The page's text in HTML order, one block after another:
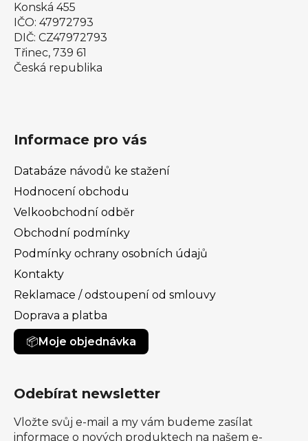
Konská 455
IČO: 47972793
DIČ: CZ47972793
Třinec, 739 61
Česká republika
Informace pro vás
Databáze návodů ke stažení
Hodnocení obchodu
Velkoobchodní odběr
Obchodní podmínky
Podmínky ochrany osobních údajů
Kontakty
Reklamace / odstoupení od smlouvy
Doprava a platba
Moje objednávka
Odebírat newsletter
Vložte svůj e-mail a my vám budeme zasílat
informace o nových produktech na našem e-